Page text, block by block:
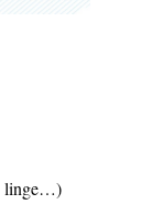
linge…)